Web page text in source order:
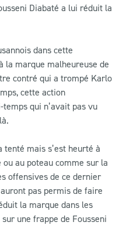
Diabaté a lui réduit la
dans cette
la marque malheureuse de
contré qui a trompé Karlo
cette action
qui n’avait pas vu
tenté mais s’est heurté à
au poteau comme sur la
offensives de ce dernier
pas permis de faire
la marque dans les
une frappe de Fousseni